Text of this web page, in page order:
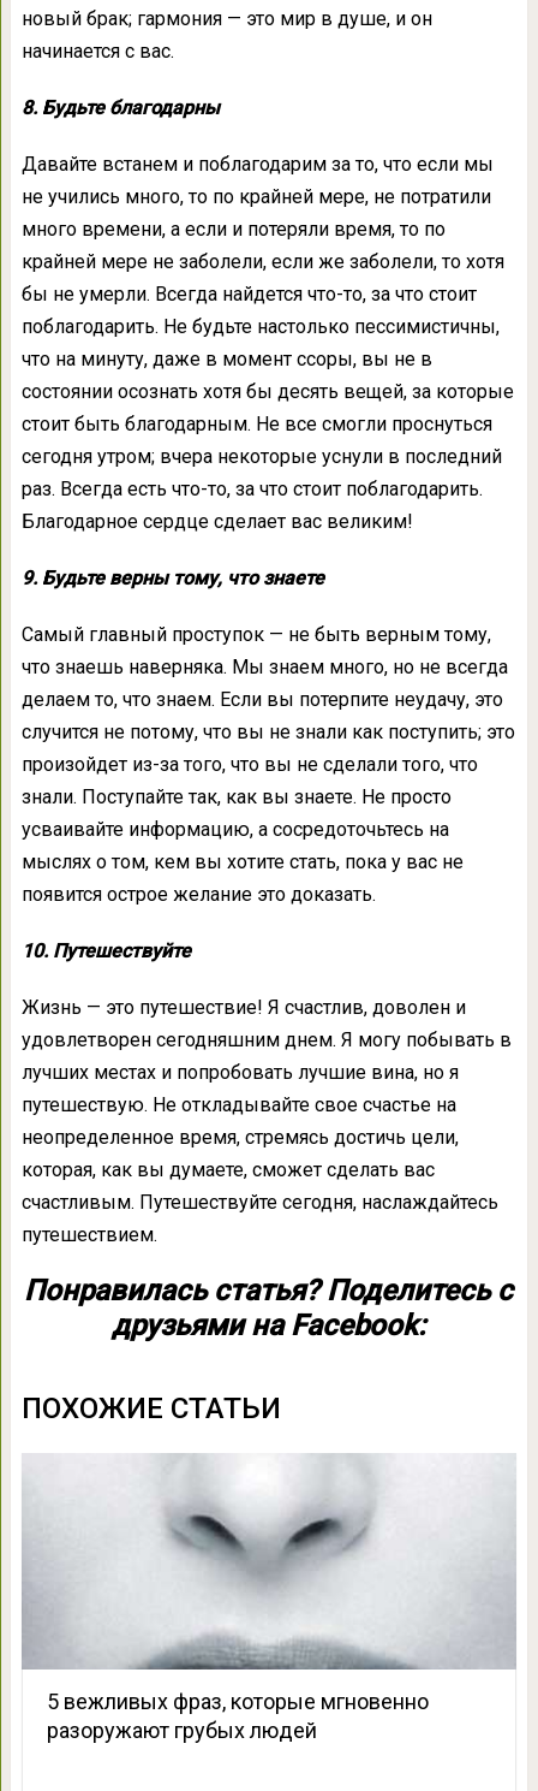
новый брак; гармония — это мир в душе, и он
начинается с вас.
8. Будьте благодарны
Давайте встанем и поблагодарим за то, что если мы
не учились много, то по крайней мере, не потратили
много времени, а если и потеряли время, то по
крайней мере не заболели, если же заболели, то хотя
бы не умерли. Всегда найдется что-то, за что стоит
поблагодарить. Не будьте настолько пессимистичны,
что на минуту, даже в момент ссоры, вы не в
состоянии осознать хотя бы десять вещей, за которые
стоит быть благодарным. Не все смогли проснуться
сегодня утром; вчера некоторые уснули в последний
раз. Всегда есть что-то, за что стоит поблагодарить.
Благодарное сердце сделает вас великим!
9. Будьте верны тому, что знаете
Самый главный проступок — не быть верным тому,
что знаешь наверняка. Мы знаем много, но не всегда
делаем то, что знаем. Если вы потерпите неудачу, это
случится не потому, что вы не знали как поступить; это
произойдет из-за того, что вы не сделали того, что
знали. Поступайте так, как вы знаете. Не просто
усваивайте информацию, а сосредоточьтесь на
мыслях о том, кем вы хотите стать, пока у вас не
появится острое желание это доказать.
10. Путешествуйте
Жизнь — это путешествие! Я счастлив, доволен и
удовлетворен сегодняшним днем. Я могу побывать в
лучших местах и попробовать лучшие вина, но я
путешествую. Не откладывайте свое счастье на
неопределенное время, стремясь достичь цели,
которая, как вы думаете, сможет сделать вас
счастливым. Путешествуйте сегодня, наслаждайтесь
путешествием.
Понравилась статья? Поделитесь с
друзьями на Facebook:
ПОХОЖИЕ СТАТЬИ
5 вежливых фраз, которые мгновенно
разоружают грубых людей